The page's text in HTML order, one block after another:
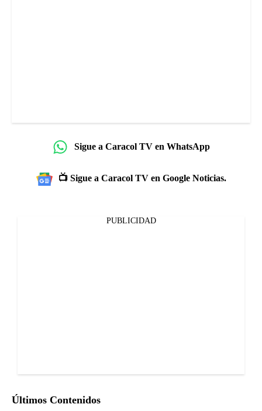
Sigue a Caracol TV en WhatsApp
📺 Sigue a Caracol TV en Google Noticias.
PUBLICIDAD
Últimos Contenidos